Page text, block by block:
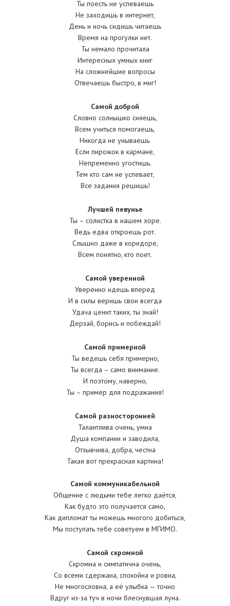
Ты поесть не успеваешь
Не заходишь в интернет,
День и ночь сидишь читаешь
Время на прогулки нет.
Ты немало прочитала
Интересных умных книг
На сложнейшие вопросы
Отвечаешь быстро, в миг!
Самой доброй
Словно солнышко сияешь,
Всем учиться помогаешь,
Никогда не унываешь.
Если пирожок в кармане,
Непременно угостишь.
Тем кто сам не успевает,
Все задания решишь!
Лучшей певунье
Ты – солистка в нашем хоре.
Ведь едва откроешь рот.
Слышно даже в коридоре,
Всем понятно, кто поет.
Самой уверенной
Уверенно идешь вперед
И в силы веришь свои всегда
Удача ценит таких, ты знай!
Дерзай, борись и побеждай!
Самой примерной
Ты ведешь себя примерно,
Ты всегда – само внимание.
И поэтому, наверно,
Ты – пример для подражания!
Самой разносторонней
Талантлива очень, умна
Душа компании и заводила,
Отзывчива, добра, честна
Такая вот прекрасная картина!
Самой коммуникабельной
Общение с людьми тебе легко даётся,
Как будто это получается само,
Как дипломат ты можешь многого добиться,
Мы поступать тебе советуем в МГИМО.
Самой скромной
Скромна и симпатична очень,
Со всеми сдержана, спокойна и ровна,
Не многословна, а её улыбка — точно
Вдруг из-за туч в ночи блеснувшая луна.